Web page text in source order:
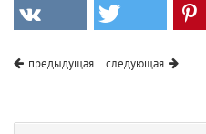
предыдущая следующая